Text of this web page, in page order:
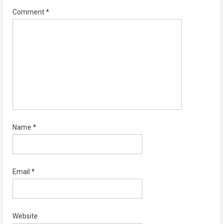
Comment*
Name *
Email *
Website